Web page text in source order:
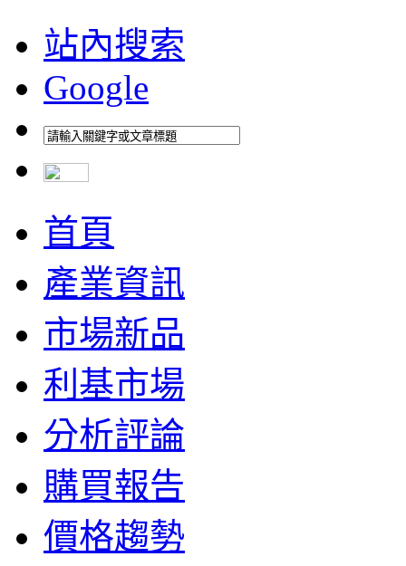
站內搜索
Google
首頁
產業資訊
市場新品
利基市場
分析評論
購買報告
價格趨勢